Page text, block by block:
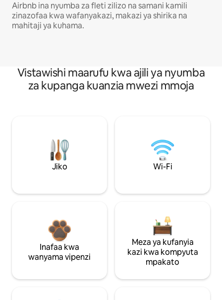
Airbnb ina nyumba za fleti zilizo na samani kamili
zinazofaa kwa wafanyakazi, makazi ya shirika na
mahitaji ya kuhama.
Vistawishi maarufu kwa ajili ya nyumba
za kupanga kuanzia mwezi mmoja
Jiko Wi-Fi
Inafaa kwa
wanyama vipenzi
Meza ya kufanyia
kazi kwa kompyuta
mpakato